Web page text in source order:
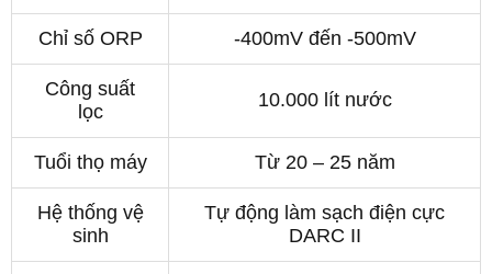
Chỉ số ORP -400mV đến -500mV
Công suất
lọc
10.000 lít nước
Tuổi thọ máy Từ 20 – 25 năm
Hệ thống vệ
sinh
Tự động làm sạch điện cực
DARC II